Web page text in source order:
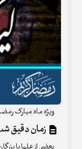
ویژه ماه مبارک
زمان دقیق
بعضی از علما یا